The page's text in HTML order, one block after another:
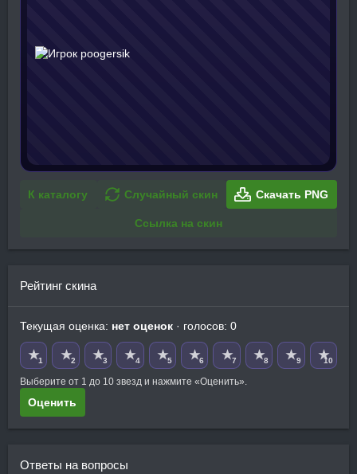
К каталогу Случайный скин Скачать PNG
Ссылка на скин
Рейтинг скина
Текущая оценка: нет оценок · голосов: 0
★1 ★2 ★3 ★4 ★5 ★6 ★7 ★8 ★9 ★10
Выберите от 1 до 10 звезд и нажмите «Оценить».
Оценить
Ответы на вопросы